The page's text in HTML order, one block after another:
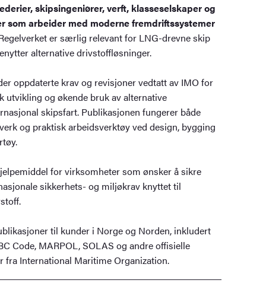
skipsingeniører, verft, klasseselskaper og
som arbeider med moderne fremdriftssystemer
er særlig relevant for LNG-drevne skip
alternative drivstoffløsninger.
oppdaterte krav og revisjoner vedtatt av IMO for
utvikling og økende bruk av alternative
skipsfart. Publikasjonen fungerer både
og praktisk arbeidsverktøy ved design, bygging
for virksomheter som ønsker å sikre
sikkerhets- og miljøkrav knyttet til
til kunder i Norge og Norden, inkludert
Code, MARPOL, SOLAS og andre offisielle
fra International Maritime Organization.